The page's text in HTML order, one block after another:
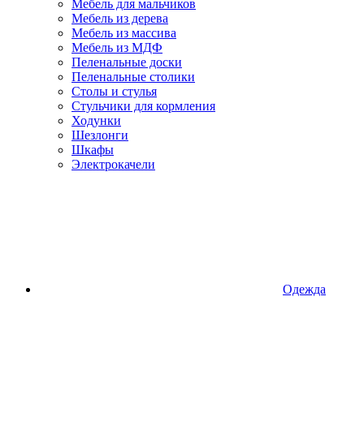
Мебель для мальчиков
Мебель из дерева
Мебель из массива
Мебель из МДФ
Пеленальные доски
Пеленальные столики
Столы и стулья
Стульчики для кормления
Ходунки
Шезлонги
Шкафы
Электрокачели
Одежда